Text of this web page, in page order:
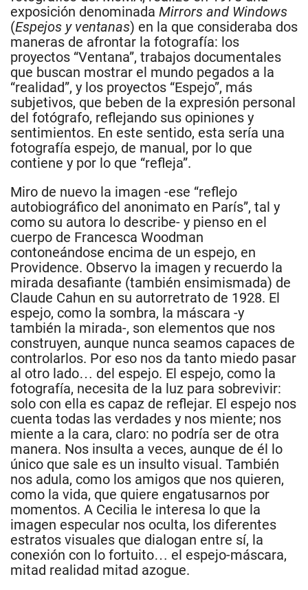
exposición denominada Mirrors and Windows
(Espejos y ventanas) en la que consideraba dos
maneras de afrontar la fotografía: los
proyectos “Ventana”, trabajos documentales
que buscan mostrar el mundo pegados a la
“realidad”, y los proyectos “Espejo”, más
subjetivos, que beben de la expresión personal
del fotógrafo, reflejando sus opiniones y
sentimientos. En este sentido, esta sería una
fotografía espejo, de manual, por lo que
contiene y por lo que “refleja”.
Miro de nuevo la imagen -ese “reflejo
autobiográfico del anonimato en París”, tal y
como su autora lo describe- y pienso en el
cuerpo de Francesca Woodman
contoneándose encima de un espejo, en
Providence. Observo la imagen y recuerdo la
mirada desafiante (también ensimismada) de
Claude Cahun en su autorretrato de 1928. El
espejo, como la sombra, la máscara -y
también la mirada-, son elementos que nos
construyen, aunque nunca seamos capaces de
controlarlos. Por eso nos da tanto miedo pasar
al otro lado… del espejo. El espejo, como la
fotografía, necesita de la luz para sobrevivir:
solo con ella es capaz de reflejar. El espejo nos
cuenta todas las verdades y nos miente; nos
miente a la cara, claro: no podría ser de otra
manera. Nos insulta a veces, aunque de él lo
único que sale es un insulto visual. También
nos adula, como los amigos que nos quieren,
como la vida, que quiere engatusarnos por
momentos. A Cecilia le interesa lo que la
imagen especular nos oculta, los diferentes
estratos visuales que dialogan entre sí, la
conexión con lo fortuito… el espejo-máscara,
mitad realidad mitad azogue.